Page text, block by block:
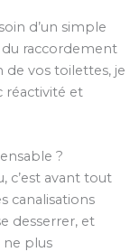
d’un simple
raccordement
de vos toilettes, je
réactivité et
?
c’est avant tout
canalisations
desserrer, et
ne plus